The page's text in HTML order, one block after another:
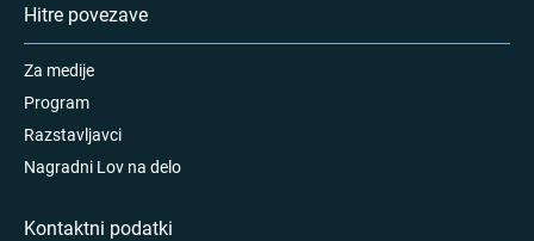
Hitre povezave
Za medije
Program
Razstavljavci
Nagradni Lov na delo
Kontaktni podatki